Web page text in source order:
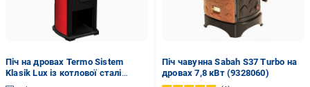
Піч на дровах Termo Sistem
Klasik Lux із котлової сталі
опалювально-варильна
Піч чавунна Sabah S37 Turbo на
дровах 7,8 кВт (9328060)